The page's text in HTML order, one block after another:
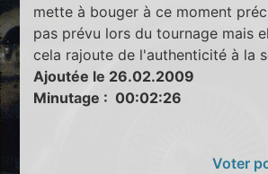
mette à bouger à ce moment
pas prévu lors du tournage mais
cela rajoute de l'authenticité à la
Ajoutée le 26.02.2009
Minutage : 00:02:26
Voter